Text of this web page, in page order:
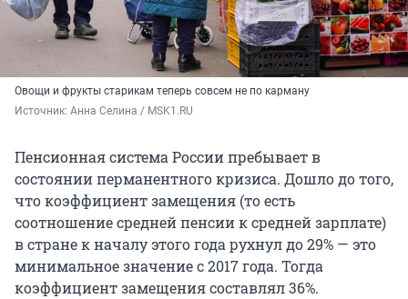
Овощи и фрукты старикам теперь совсем не по карману
Источник: Анна Селина / MSK1.RU
Пенсионная система России пребывает в
состоянии перманентного кризиса. Дошло до того,
что коэффициент замещения (то есть
соотношение средней пенсии к средней зарплате)
в стране к началу этого года рухнул до 29% — это
минимальное значение с 2017 года. Тогда
коэффициент замещения составлял 36%.